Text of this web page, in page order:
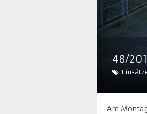
48/
Am